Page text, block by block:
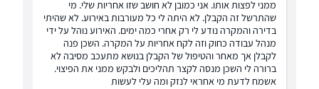
ממני לפצות אותו. אני כמובן לא חושב שזו אחריות שלי. מי
שהתרשל זה הקבלן. לא היתה לי כל מעורבות באירוע. לא שהיתי
בדירה והמקרה נודע לי רק אחרי כמה ימים. האירוע נוהל על ידי
מנהל עבודה כחוק וזה לקח אחריות על המקרה. השכן פנה
לקבלן אך מאחר והטיפול של הקבלן בנושא מתעכב מסיבה לא
ברורה לי השכן מנסה לקצר תהליכים ולבקש ממני את הפיצוי.
אשמח לדעת מי אחראי לנזק ומה עלי לעשות